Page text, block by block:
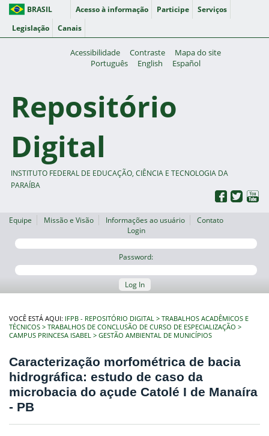
BRASIL Acesso à informação Participe
Serviços
Legislação
Canais
Acessibilidade Contraste
Mapa do site
Português
English Español
Repositório
Digital
INSTITUTO FEDERAL DE EDUCAÇÃO, CIÊNCIA E TECNOLOGIA DA
PARAÍBA
Equipe Missão e Visão Informações ao usuário
Contato
Login
Password:
Log In
VOCÊ ESTÁ AQUI: IFPB - REPOSITÓRIO DIGITAL
TRABALHOS ACADÊMICOS E
TÉCNICOS
TRABALHOS DE CONCLUSÃO DE CURSO DE ESPECIALIZAÇÃO
CAMPUS PRINCESA ISABEL
GESTÃO AMBIENTAL DE MUNICÍPIOS
Caracterização morfométrica de bacia
hidrográfica: estudo de caso da
microbacia do açude Catolé I de Manaíra
- PB